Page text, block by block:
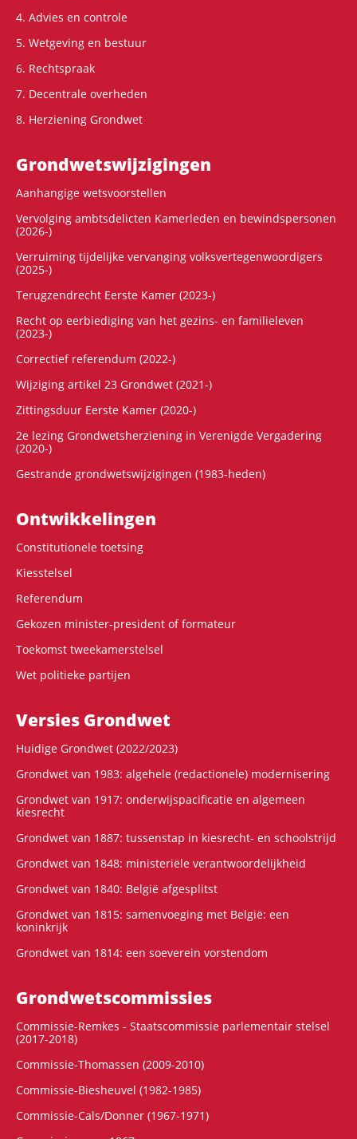
4. Advies en controle
5. Wetgeving en bestuur
6. Rechtspraak
7. Decentrale overheden
8. Herziening Grondwet
Grondwets­wijzigingen
Aanhangige wetsvoorstellen
Vervolging ambtsdelicten Kamerleden en bewindspersonen
(2026-)
Verruiming tijdelijke vervanging volksvertegenwoordigers
(2025-)
Terugzendrecht Eerste Kamer (2023-)
Recht op eerbiediging van het gezins- en familieleven
(2023-)
Correctief referendum (2022-)
Wijziging artikel 23 Grondwet (2021-)
Zittingsduur Eerste Kamer (2020-)
2e lezing Grondwetsherziening in Verenigde Vergadering
(2020-)
Gestrande grondwetswijzigingen (1983-heden)
Ontwikke­lingen
Constitutionele toetsing
Kiesstelsel
Referendum
Gekozen minister-president of formateur
Toekomst tweekamerstelsel
Wet politieke partijen
Versies Grondwet
Huidige Grondwet (2022/2023)
Grondwet van 1983: algehele (redactionele) modernisering
Grondwet van 1917: onderwijspacificatie en algemeen
kiesrecht
Grondwet van 1887: tussenstap in kiesrecht- en schoolstrijd
Grondwet van 1848: ministeriële verantwoordelijkheid
Grondwet van 1840: België afgesplitst
Grondwet van 1815: samenvoeging met België: een
koninkrijk
Grondwet van 1814: een soeverein vorstendom
Grondwets­commissies
Commissie-Remkes - Staatscommissie parlementair stelsel
(2017-2018)
Commissie-Thomassen (2009-2010)
Commissie-Biesheuvel (1982-1985)
Commissie-Cals/Donner (1967-1971)